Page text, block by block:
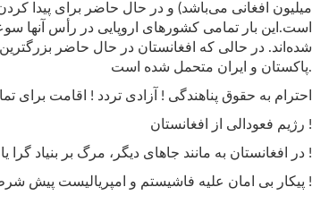
میلیون افغانی می‌باشد) و در حال حاضر برای پیدا
است.این بار تمامی کشورهای اروپایی در رأس آنها
شده‌اند. در حالی که افغانستان در حال حاضر
پاکستان و ایران متحمل شده است.
احترام به حقوق پناهندگی ! آزادی تردد ! اقامت
رژیم فعودالی از افغانستان !
در افغانستان به مانند جاهای دیگر، مرگ بر بنیاد گرا یان، امپریالیستی و ارتجاع !
پیکار بی امان علیه فاشیستم و امپریالیست پیش شرط رهایی و برابری زنان !